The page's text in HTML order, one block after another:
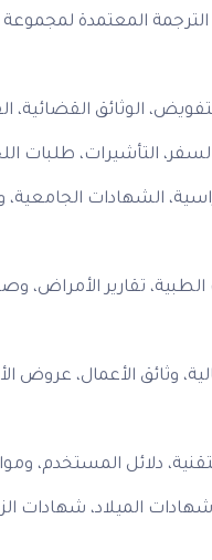
المعتمدة لمجموعة
الوثائق القضائية،
التأشيرات، طلبات
الشهادات الجامعية،
تقارير الأمراض،
وثائق الأعمال، عروض
دلائل المستخدم،
الميلاد، شهادات